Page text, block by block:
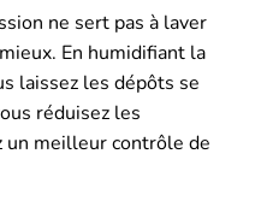
ne sert pas à laver
En humidifiant la
laissez les dépôts se
réduisez les
meilleur contrôle de